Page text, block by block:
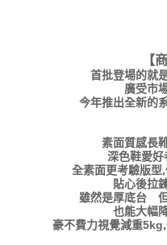
【
首批登場的就
廣受市
今年推出全新的
素面質感長
深色鞋愛好
全素面更考驗版型
貼心後拉
雖然是厚底台
也能大幅
豪不費力視覺減重